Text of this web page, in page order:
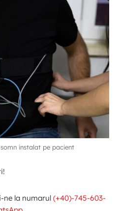
instalat pe pacient
ne la numarul(+40)-745-603-